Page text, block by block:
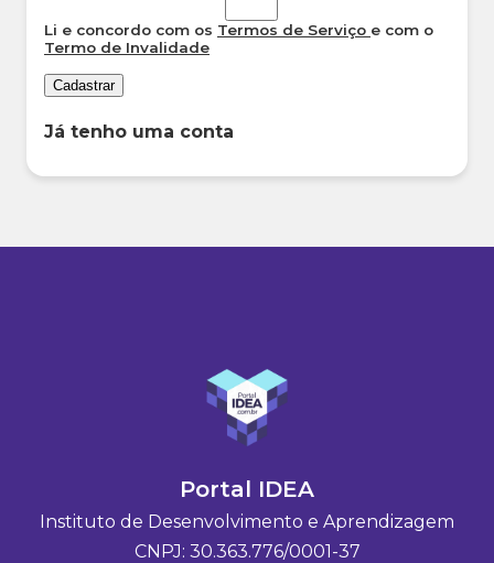
Li e concordo com os Termos de Serviço e com o
Termo de Invalidade
Cadastrar
Já tenho uma conta
Portal IDEA
Instituto de Desenvolvimento e Aprendizagem
CNPJ: 30.363.776/0001-37